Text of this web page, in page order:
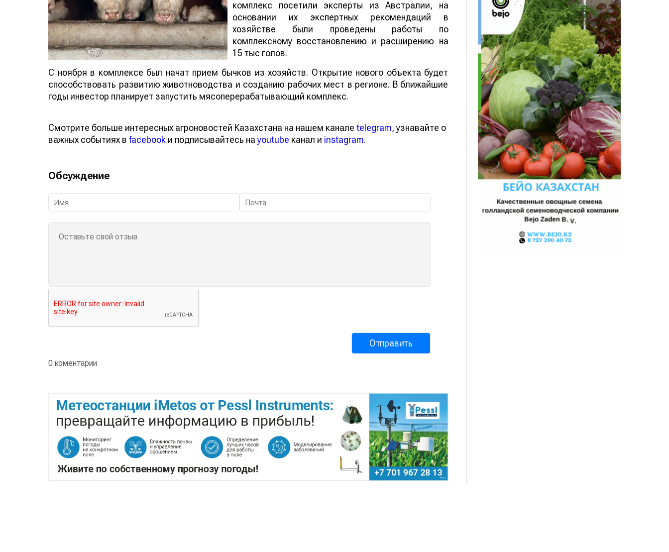
комплекс посетили эксперты из Австралии, на
основании их экспертных рекомендаций в
хозяйстве были проведены работы по
комплексному восстановлению и расширению на
15 тыс голов.
С ноября в комплексе был начат прием бычков из хозяйств. Открытие нового объекта будет
способствовать развитию животноводства и созданию рабочих мест в регионе. В ближайшие
годы инвестор планирует запустить мясоперерабатывающий комплекс.
Смотрите больше интересных агроновостей Казахстана на нашем канале telegram, узнавайте о
важных событиях в facebook и подписывайтесь наyoutube канал и instagram.
Обсуждение
0 коментарии